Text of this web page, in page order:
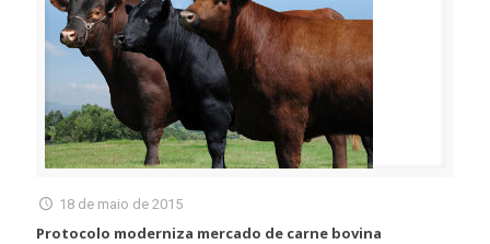
18 de maio de 2015
Protocolo moderniza mercado de carne bovina